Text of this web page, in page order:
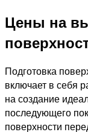
Цены на
Подготовка
включает в себя
на создание
последующего
поверхности